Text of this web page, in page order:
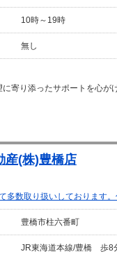
10時～19時
無し
寄り添ったサポートを心が
産(株)豊橋店
多数取り扱いしております
豊橋市柱六番町
JR東海道本線/豊橋 歩8